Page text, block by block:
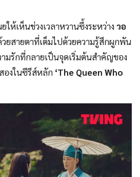
ห้เห็นช่วงเวลาหวานซึ้งระหว่างวอ
ยสายตาที่เต็มไปด้วยความรู้สึกผูกพัน
มรักที่กลายเป็นจุดเริ่มต้นสำคัญของ
องในซีรีส์หลัก ‘The Queen Who